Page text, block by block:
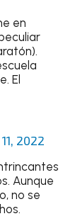
en
El
2022
Aunque
no se